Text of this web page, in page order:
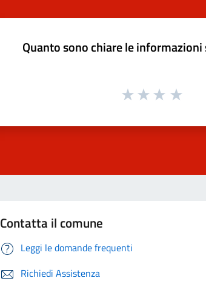
Quanto sono chiare le
Contatta il comune
Leggi le domande frequenti
Richiedi Assistenza